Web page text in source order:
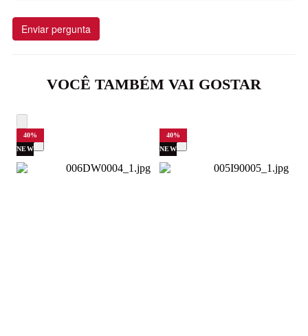
Enviar pergunta
VOCÊ TAMBÉM VAI GOSTAR
40%
NEW
40%
NEW